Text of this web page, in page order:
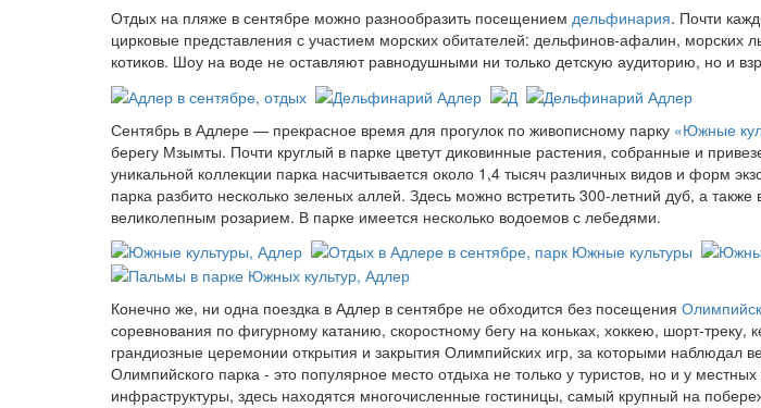
Отдых на пляже в сентябре можно разнообразить посещением дельфинария. Почти
цирковые представления с участием морских обитателей: дельфинов-афалин, морских
котиков. Шоу на воде не оставляют равнодушными ни только детскую аудиторию, но и
Сентябрь в Адлере — прекрасное время для прогулок по живописному парку «Южные
берегу Мзымты. Почти круглый в парке цветут диковинные растения, собранные и
уникальной коллекции парка насчитывается около 1,4 тысяч различных видов и форм
парка разбито несколько зеленых аллей. Здесь можно встретить 300-летний дуб, а
великолепным розарием. В парке имеется несколько водоемов с лебедями.
Конечно же, ни одна поездка в Адлер в сентябре не обходится без посещения
соревнования по фигурному катанию, скоростному бегу на коньках, хоккею, шорт-треку,
грандиозные церемонии открытия и закрытия Олимпийских игр, за которыми наблюдал
Олимпийского парка - это популярное место отдыха не только у туристов, но и у
инфраструктуры, здесь находятся многочисленные гостиницы, самый крупный на